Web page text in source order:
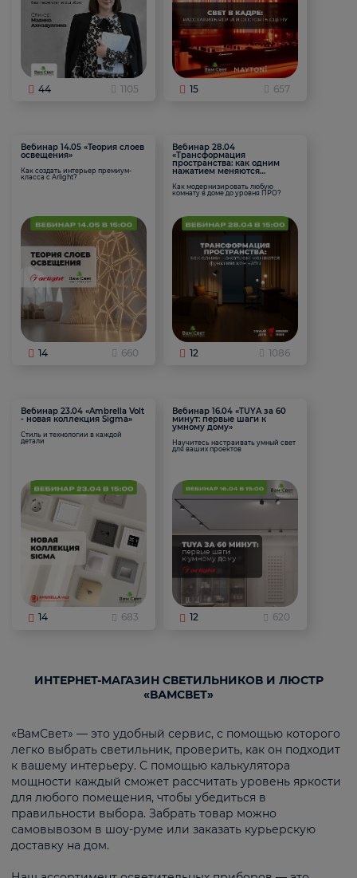
44 1105 15 657
Вебинар 14.05 «Теория слоев
освещения»
Как создать интерьер премиум-
класса с Arlight?
14 660
Вебинар 28.04
«Трансформация
пространства: как одним
нажатием меняются
Как модернизировать любую
комнату в доме до уровня ПРО?
12 1086
Вебинар 23.04 «Ambrella Volt
- новая коллекция Sigma»
Стиль и технологии в каждой
детали
14 683
Вебинар 16.04 «TUYA за 60
минут: первые шаги к
умному дому»
Научитесь настраивать умный свет
для ваших проектов
12 620
ИНТЕРНЕТ-МАГАЗИН СВЕТИЛЬНИКОВ И ЛЮСТР
«ВАМСВЕТ»
«ВамСвет» — это удобный сервис, с помощью которого
легко выбрать светильник, проверить, как он подходит
к вашему интерьеру. С помощью калькулятора
мощности каждый сможет рассчитать уровень яркости
для любого помещения, чтобы убедиться в
правильности выбора. Забрать товар можно
самовывозом в шоу-руме или заказать курьерскую
доставку на дом.